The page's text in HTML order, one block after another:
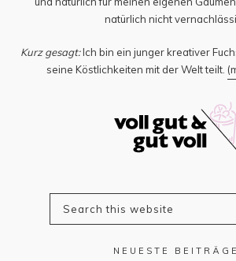
natürlich nicht
Kurz gesagt:Ich bin ein junger kreativer
seine Köstlichkeiten mit der Welt teilt.
NEUESTE BEITRÄGE